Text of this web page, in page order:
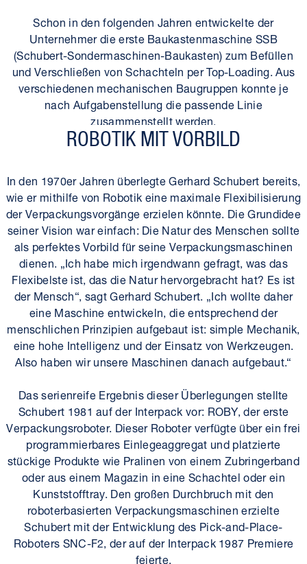
Schon in den folgenden Jahren entwickelte der
Unternehmer die erste Baukasten­maschine SSB
(Schubert-Sondermaschinen-Baukasten) zum Befüllen
und Verschließen von Schachteln per Top-Loading. Aus
verschiedenen mechanischen Baugruppen konnte je
nach Aufgaben­stellung die passende Linie
zusammenstellt werden.
ROBOTIK MIT VORBILD
In den 1970er Jahren überlegte Gerhard Schubert bereits,
wie er mithilfe von Robotik eine maximale Flexibilisierung
der Verpackungsvorgänge erzielen könnte. Die Grundidee
seiner Vision war einfach: Die Natur des Menschen sollte
als perfektes Vorbild für seine Verpackungsmaschinen
dienen. „Ich habe mich irgendwann gefragt, was das
Flexibelste ist, das die Natur hervorgebracht hat? Es ist
der Mensch“, sagt Gerhard Schubert. „Ich wollte daher
eine Maschine entwickeln, die entsprechend der
menschlichen Prinzipien aufgebaut ist: simple Mechanik,
eine hohe Intelligenz und der Einsatz von Werkzeugen.
Also haben wir unsere Maschinen danach aufgebaut.“
Das serienreife Ergebnis dieser Überlegungen stellte
Schubert 1981 auf der Interpack vor: ROBY, der erste
Verpackungsroboter. Dieser Roboter verfügte über ein frei
programmierbares Einlegeaggregat und platzierte
stückige Produkte wie Pralinen von einem Zubringerband
oder aus einem Magazin in eine Schachtel oder ein
Kunststofftray. Den großen Durchbruch mit den
roboterbasierten Verpackungsmaschinen erzielte
Schubert mit der Entwicklung des Pick-and-Place-
Roboters SNC-F2, der auf der Interpack 1987 Premiere
feierte.